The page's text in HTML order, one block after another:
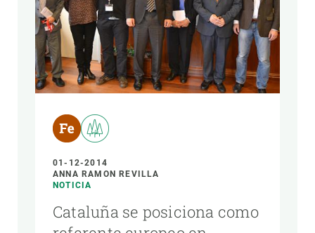
01-12-2014
ANNA RAMON REVILLA
NOTICIA
Cataluña se posiciona como